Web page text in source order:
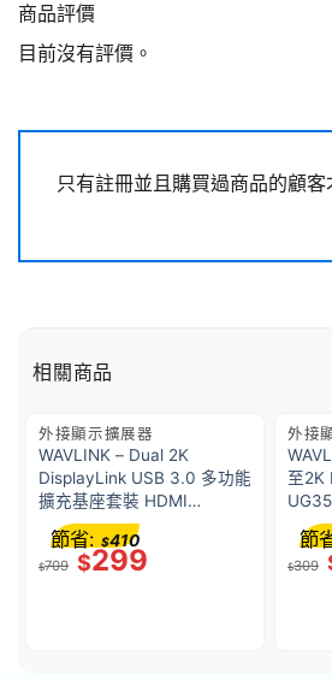
商品評價
目前沒有評價。
只有註冊並且購買過商品的顧客
相關商品
外接顯示擴展器
WAVLINK – Dual 2K
DisplayLink USB 3.0 多功能
擴充基座套裝 HDMI
DVI/VGA 輸出 千兆網口 6口
USB hub UG39DK4
$709 $299
節省: $410
外接
至2K
$309
節